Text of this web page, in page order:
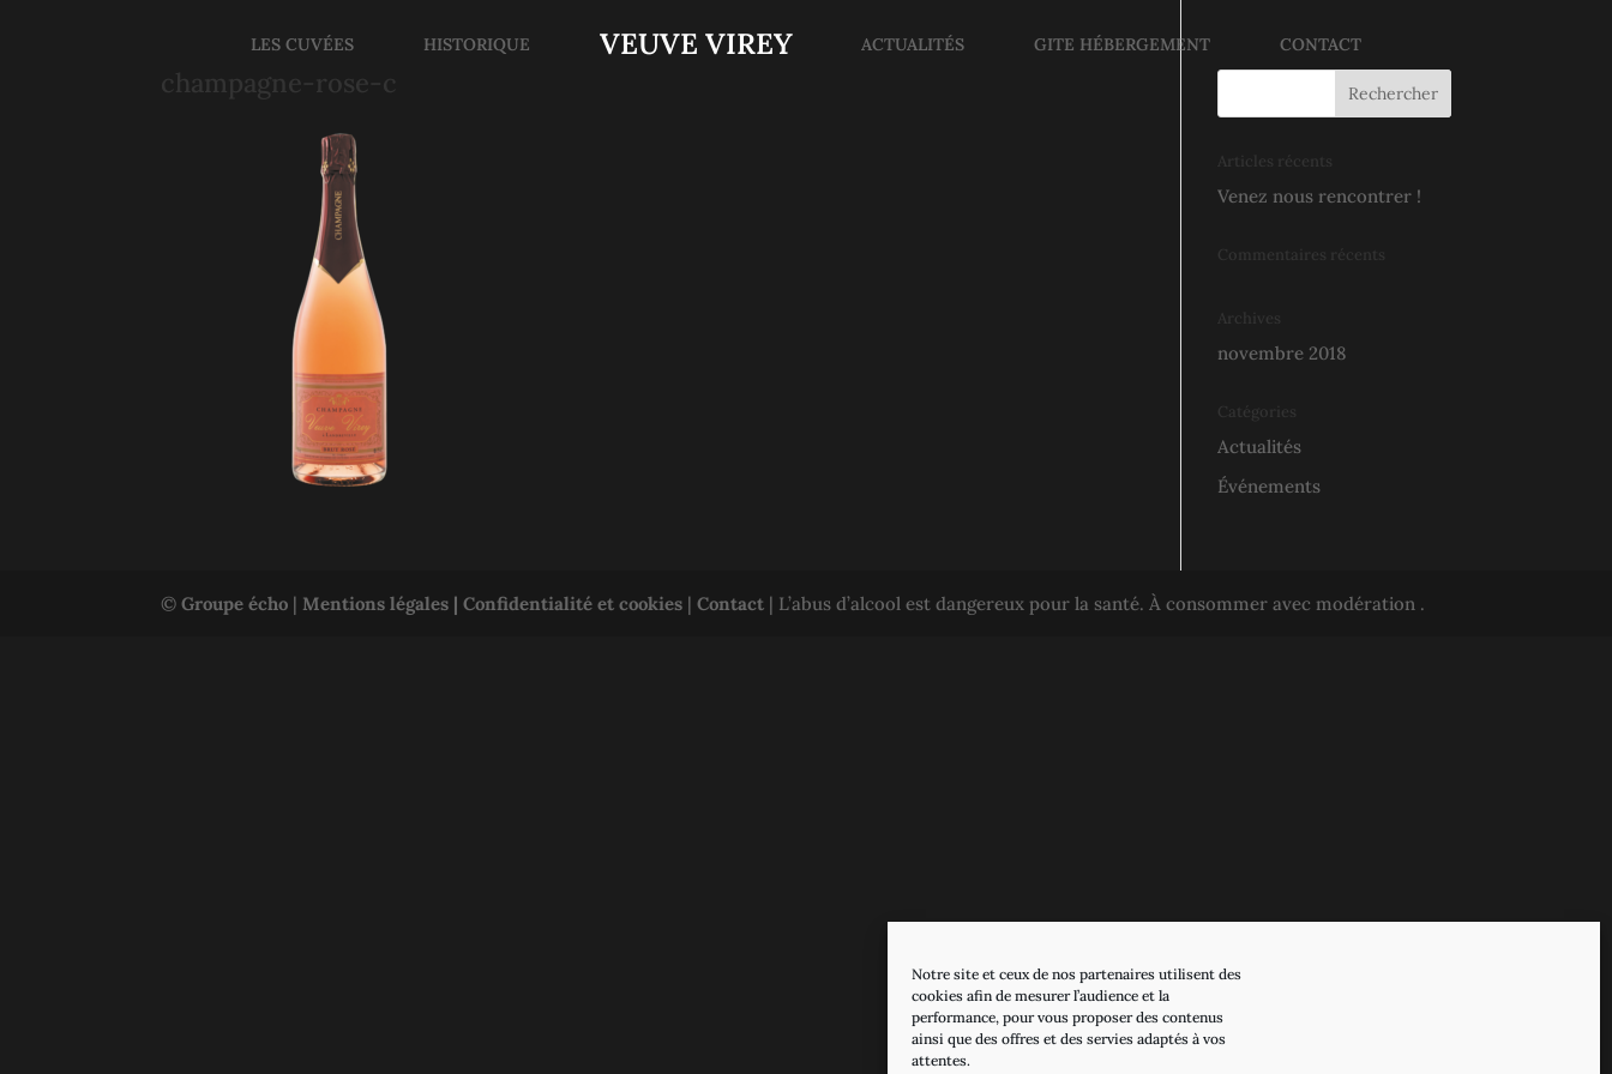
Notre site et ceux de nos partenaires utilisent des
cookies afin de mesurer l’audience et la
performance, pour vous proposer des contenus
ainsi que des offres et des servies adaptés à vos
attentes.
LES CUVÉES HISTORIQUE VEUVE VIREY ACTUALITÉS GITE HÉBERGEMENT CONTACT
champagne-rose-c
Articles récents
Venez nous rencontrer !
Commentaires récents
Archives
novembre 2018
Catégories
Actualités
Événements
©Groupe écho | Mentions légales |Confidentialité et cookies |Contact | L’abus d’alcool est dangereux pour la santé. À consommer avec modération .